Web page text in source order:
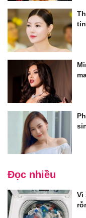
Đọc nhiều
Vì